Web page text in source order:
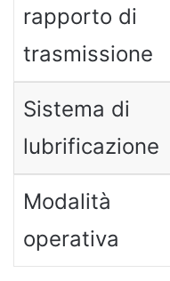
rapporto di
trasmissione
Sistema di
lubrificazione
Modalità
operativa